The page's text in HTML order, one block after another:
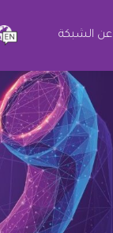
عن الشبكة